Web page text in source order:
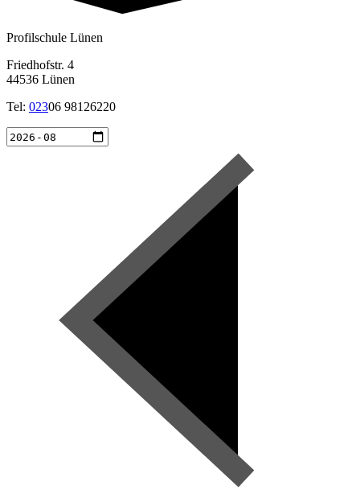
Profilschule Lünen
Friedhofstr. 4
44536 Lünen
Tel: 02306 98126220